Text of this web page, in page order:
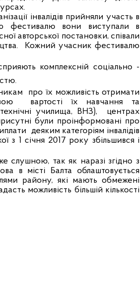
інвалідів прийняли участь в
фестивалю вони виступали в
авторської постановки, співали
Кожний учасник фестивалю
комплексній соціально -
про їх можливість отримати
вартості їх навчання та
училища, ВНЗ),
центрах
були проінформовані про
деяким категоріям інвалідів
з 1 січня 2017 року збільшився і
слушною, так як наразі згідно з
в місті Балта облаштовується
району, які мають обмежені
можливість більшій кількості